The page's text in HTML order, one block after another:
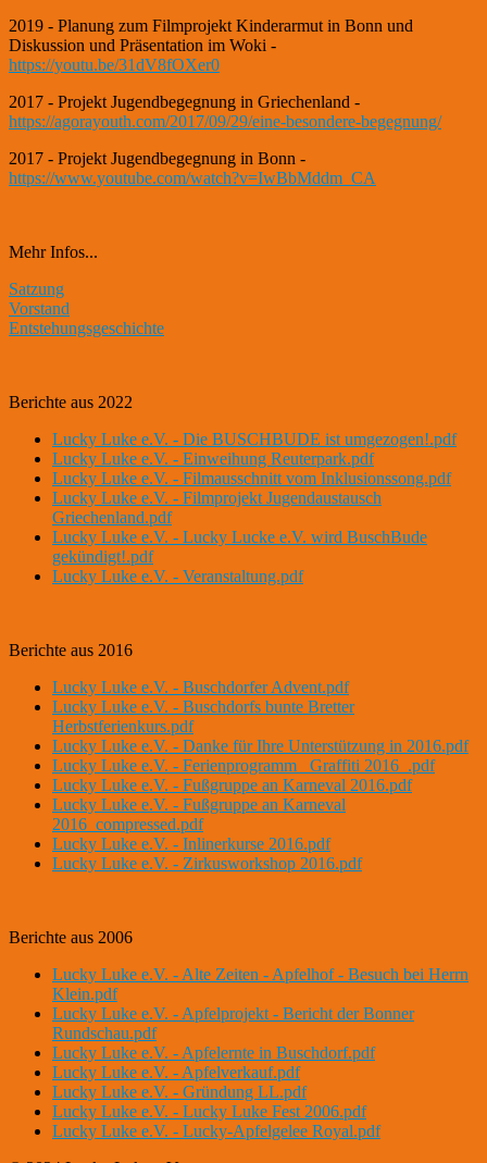
2019 - Planung zum Filmprojekt Kinderarmut in Bonn und
Diskussion und Präsentation im Woki -
https://youtu.be/31dV8fOXer0
2017 - Projekt Jugendbegegnung in Griechenland -
https://agorayouth.com/2017/09/29/eine-besondere-begegnung/
2017 - Projekt Jugendbegegnung in Bonn -
https://www.youtube.com/watch?v=IwBbMddm_CA
Mehr Infos...
Satzung
Vorstand
Entstehungsgeschichte
Berichte aus 2022
Lucky Luke e.V. - Die BUSCHBUDE ist umgezogen!.pdf
Lucky Luke e.V. - Einweihung Reuterpark.pdf
Lucky Luke e.V. - Filmausschnitt vom Inklusionssong.pdf
Lucky Luke e.V. - Filmprojekt Jugendaustausch
Griechenland.pdf
Lucky Luke e.V. - Lucky Lucke e.V. wird BuschBude
gekündigt!.pdf
Lucky Luke e.V. - Veranstaltung.pdf
Berichte aus 2016
Lucky Luke e.V. - Buschdorfer Advent.pdf
Lucky Luke e.V. - Buschdorfs bunte Bretter
Herbstferienkurs.pdf
Lucky Luke e.V. - Danke für Ihre Unterstützung in 2016.pdf
Lucky Luke e.V. - Ferienprogramm _Graffiti 2016_.pdf
Lucky Luke e.V. - Fußgruppe an Karneval 2016.pdf
Lucky Luke e.V. - Fußgruppe an Karneval
2016_compressed.pdf
Lucky Luke e.V. - Inlinerkurse 2016.pdf
Lucky Luke e.V. - Zirkusworkshop 2016.pdf
Berichte aus 2006
Lucky Luke e.V. - Alte Zeiten - Apfelhof - Besuch bei Herrn
Klein.pdf
Lucky Luke e.V. - Apfelprojekt - Bericht der Bonner
Rundschau.pdf
Lucky Luke e.V. - Apfelernte in Buschdorf.pdf
Lucky Luke e.V. - Apfelverkauf.pdf
Lucky Luke e.V. - Gründung LL.pdf
Lucky Luke e.V. - Lucky Luke Fest 2006.pdf
Lucky Luke e.V. - Lucky-Apfelgelee Royal.pdf